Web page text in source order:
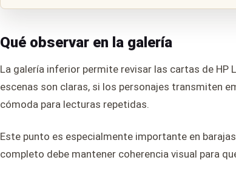
Qué observar en la galería
La galería inferior permite revisar las cartas de
escenas son claras, si los personajes transmiten
cómoda para lecturas repetidas.
Este punto es especialmente importante en
completo debe mantener coherencia visual para